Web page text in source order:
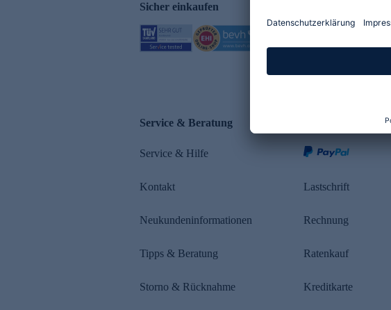
Sicher einkaufen
Service & Beratung
Service & Hilfe
Kontakt
Neukundeninformationen
Tipps & Beratung
Storno & Rücknahme
Lastschrift
Rechnung
Ratenkauf
Kreditkarte